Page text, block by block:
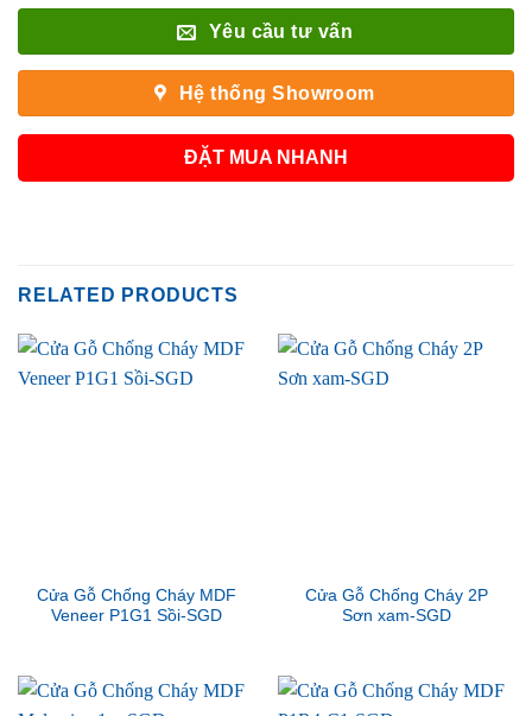
Yêu cầu tư vấn
Hệ thống Showroom
ĐẶT MUA NHANH
RELATED PRODUCTS
Cửa Gỗ Chống Cháy MDF
Veneer P1G1 Sồi-SGD
Cửa Gỗ Chống Cháy 2P
Sơn xam-SGD